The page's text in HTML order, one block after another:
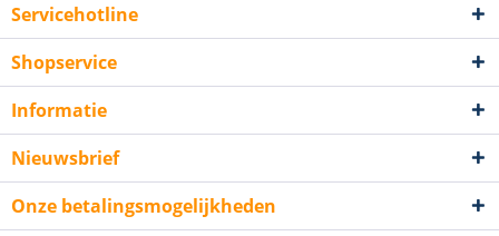
Servicehotline
Shopservice
Informatie
Nieuwsbrief
Onze betalingsmogelijkheden